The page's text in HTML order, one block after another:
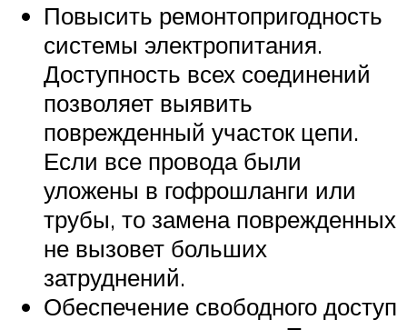
Повысить ремонтопригодность
системы электропитания.
Доступность всех соединений
позволяет выявить
поврежденный участок цепи.
Если все провода были
уложены в гофрошланги или
трубы, то замена поврежденных
не вызовет больших
затруднений.
Обеспечение свободного доступ